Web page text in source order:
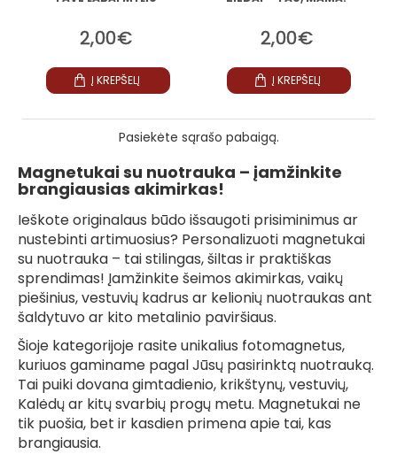
Magnetukai su nuotrauka – įamžinkite
brangiausias akimirkas!
Ieškote originalaus būdo išsaugoti prisiminimus ar
nustebinti artimuosius? Personalizuoti magnetukai
su nuotrauka – tai stilingas, šiltas ir praktiškas
sprendimas! Įamžinkite šeimos akimirkas, vaikų
piešinius, vestuvių kadrus ar kelionių nuotraukas ant
šaldytuvo ar kito metalinio paviršiaus.
Šioje kategorijoje rasite unikalius fotomagnetus,
kuriuos gaminame pagal Jūsų pasirinktą nuotrauką.
Tai puiki dovana gimtadienio, krikštynų, vestuvių,
Kalėdų ar kitų svarbių progų metu. Magnetukai ne
tik puošia, bet ir kasdien primena apie tai, kas
brangiausia.
2,00€
Į KREPŠELĮ
2,00€
Į KREPŠELĮ
Pasiekėte sąrašo pabaigą.